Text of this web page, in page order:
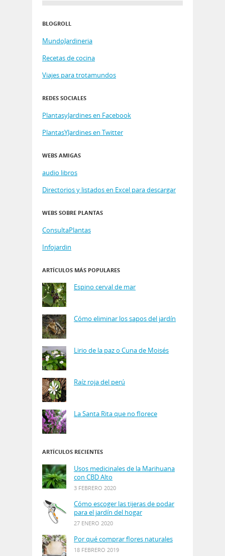
BLOGROLL
MundoJardineria
Recetas de cocina
Viajes para trotamundos
REDES SOCIALES
PlantasyJardines en Facebook
PlantasYJardines en Twitter
WEBS AMIGAS
audio libros
Directorios y listados en Excel para descargar
WEBS SOBRE PLANTAS
ConsultaPlantas
Infojardin
ARTÍCULOS MÁS POPULARES
Espino cerval de mar
Cómo eliminar los sapos del jardín
Lirio de la paz o Cuna de Moisés
Raíz roja del perú
La Santa Rita que no florece
ARTÍCULOS RECIENTES
Usos medicinales de la Marihuana
con CBD Alto
3 FEBRERO 2020
Cómo escoger las tijeras de podar
para el jardín del hogar
27 ENERO 2020
Por qué comprar flores naturales
18 FEBRERO 2019